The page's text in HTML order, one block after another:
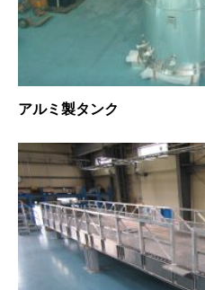
アルミ製タンク